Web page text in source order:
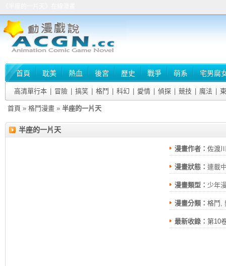
首頁 耽美 熱血 後宮 歷史 戰爭 萌系 宅男腐
高清單行本 冒險 搞笑 格鬥 科幻 愛情 偵探 競技 魔法
首頁 » 格鬥漫畫 » 半座的一片天
半座的一片天
漫畫作者： 佐渡
漫畫狀態： 連載
漫畫類型： 少年
漫畫分類： 格鬥 ,
最新收錄： 第10